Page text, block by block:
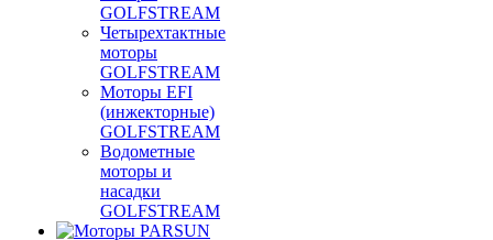
GOLFSTREAM
Четырехтактные
моторы
GOLFSTREAM
Моторы EFI
(инжекторные)
GOLFSTREAM
Водометные
моторы и
насадки
GOLFSTREAM